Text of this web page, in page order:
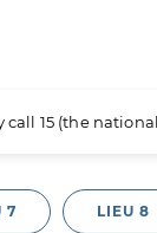
15 (the
7 LIEU 8